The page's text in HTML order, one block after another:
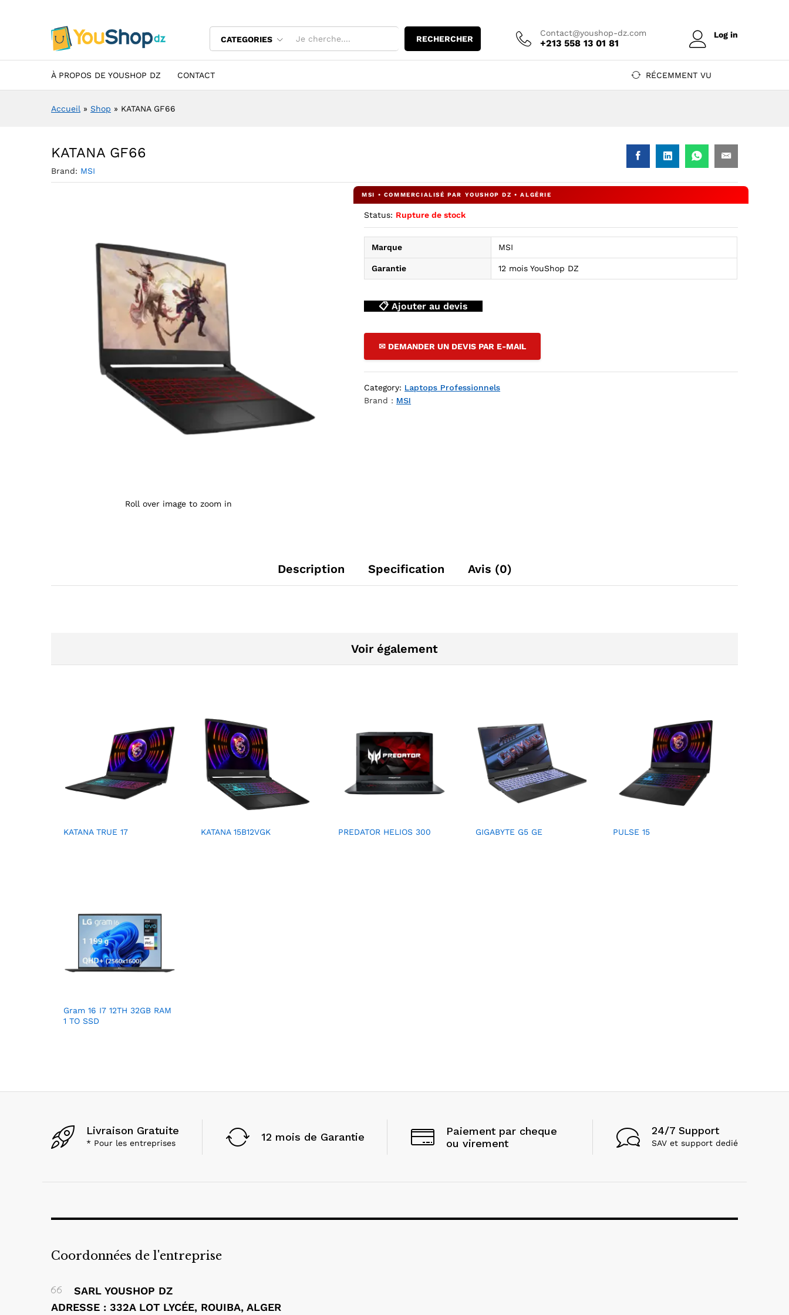
CATEGORIES RECHERCHER
Contact@youshop-dz.com
+213 558 13 01 81
Log in
À PROPOS DE YOUSHOP DZ CONTACT RÉCEMMENT VU
Accueil » Shop » KATANA GF66
KATANA GF66
Brand: MSI
Roll over image to zoom in
Status: Rupture de stock
Marque MSI
Garantie 12 mois YouShop DZ
📋 Ajouter au devis
✉ DEMANDER UN DEVIS PAR E-MAIL
Category: Laptops Professionnels
Brand : MSI
Description Specification Avis (0)
Voir également
KATANA TRUE 17 KATANA 15B12VGK PREDATOR HELIOS 300 GIGABYTE G5 GE PULSE 15
Gram 16 I7 12TH 32GB RAM
1 TO SSD
Livraison Gratuite
* Pour les entreprises 12 mois de Garantie
Paiement par cheque
ou virement
24/7 Support
SAV et support dedié
Coordonnées de l'entreprise
SARL YOUSHOP DZ
ADRESSE : 332A LOT LYCÉE, ROUIBA, ALGER